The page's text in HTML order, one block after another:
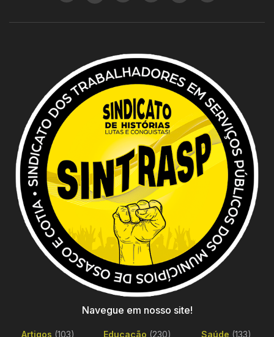
Navegue em nosso site!
Artigos (103)
Educação (230)
Saúde (133)